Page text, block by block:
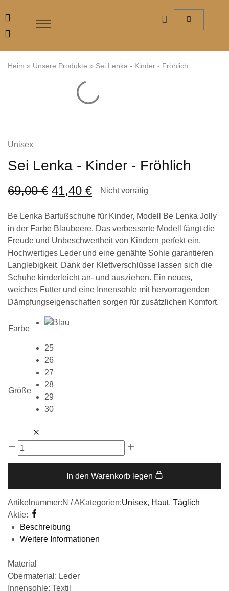
Heim » Unsere Produkte » Sei Lenka - Kinder - Fröhlich
Unisex
Sei Lenka - Kinder - Fröhlich
69,00€ 41,40 € Nicht vorrätig
Be Lenka Barfußschuhe für Kinder, Modell Be Lenka Jolly
in der Farbe Blaubeere. Das verbesserte Modell fängt die
Freude und Unbeschwertheit von Kindern perfekt ein.
Hochwertiges Leder und eine genähte Sohle garantieren
Langlebigkeit. Dank der Klettverschlüsse lassen sich die
Schuhe kinderleicht an- und ausziehen. Ein neues,
weiches Futter und eine Innensohle mit hervorragenden
Dämpfungseigenschaften sorgen für zusätzlichen Komfort.
Farbe
Größe
25
26
27
28
29
30
In den Warenkorb legen
Artikelnummer:N / AKategorien:Unisex, Haut, Täglich
Aktie:
Beschreibung
Weitere Informationen
Material
Obermaterial: Leder
Innensohle: Textil